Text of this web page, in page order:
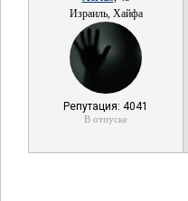
Израиль, Хайфа
Репутация: 4041
В отпуске